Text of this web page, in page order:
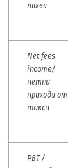
лихви
Net fees
income/
нетни
приходи от
такси
PBT /